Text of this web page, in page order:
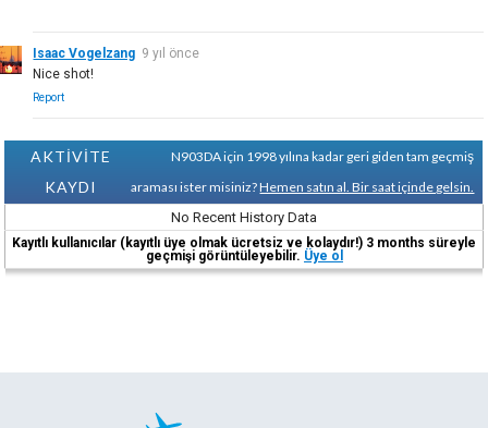
Isaac Vogelzang 9 yıl önce
Nice shot!
Report
AKTİVİTE
KAYDI
N903DA için 1998 yılına kadar geri giden tam geçmiş
araması ister misiniz?Hemen satın al. Bir saat içinde gelsin.
No Recent History Data
Kayıtlı kullanıcılar (kayıtlı üye olmak ücretsiz ve kolaydır!) 3 months süreyle
geçmişi görüntüleyebilir. Üye ol